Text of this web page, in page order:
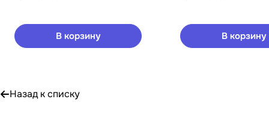
В корзину В корзину
Назад к списку